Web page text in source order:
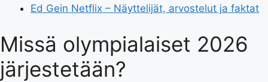
Ed Gein Netflix – Näyttelijät, arvostelut ja faktat
Missä olympialaiset 2026
järjestetään?